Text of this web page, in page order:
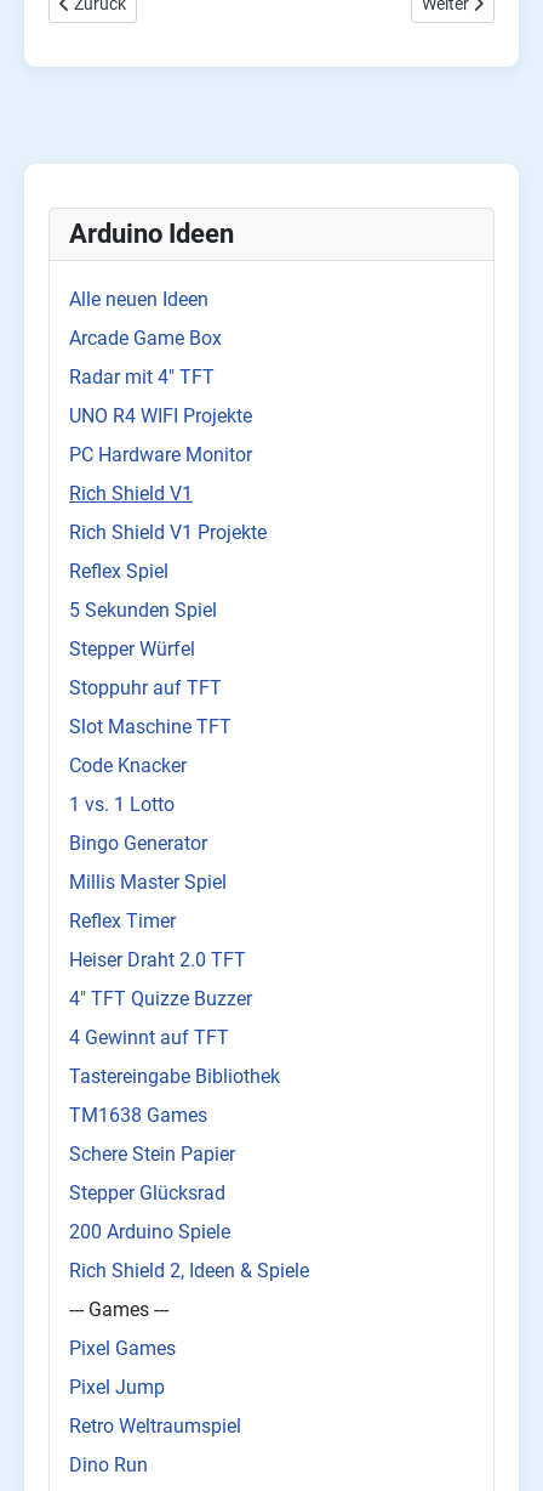
Arduino Ideen
Alle neuen Ideen
Arcade Game Box
Radar mit 4" TFT
UNO R4 WIFI Projekte
PC Hardware Monitor
Rich Shield V1
Rich Shield V1 Projekte
Reflex Spiel
5 Sekunden Spiel
Stepper Würfel
Stoppuhr auf TFT
Slot Maschine TFT
Code Knacker
1 vs. 1 Lotto
Bingo Generator
Millis Master Spiel
Reflex Timer
Heiser Draht 2.0 TFT
4" TFT Quizze Buzzer
4 Gewinnt auf TFT
Tastereingabe Bibliothek
TM1638 Games
Schere Stein Papier
Stepper Glücksrad
200 Arduino Spiele
Rich Shield 2, Ideen & Spiele
--- Games ---
Pixel Games
Pixel Jump
Retro Weltraumspiel
Dino Run